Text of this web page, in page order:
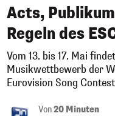
Acts,
Regeln des
Vom 13. bis 17. Mai
Musikwettbewerb der
Eurovision Song
Von20 Minuten